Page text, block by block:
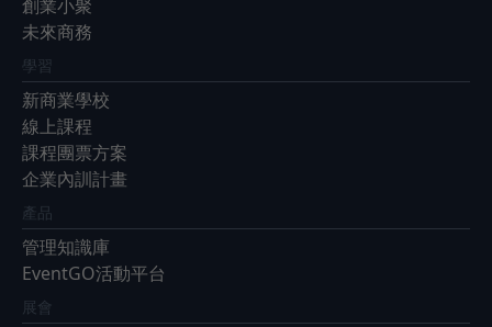
創業小聚
未來商務
學習
新商業學校
線上課程
課程團票方案
企業內訓計畫
產品
管理知識庫
EventGO活動平台
展會